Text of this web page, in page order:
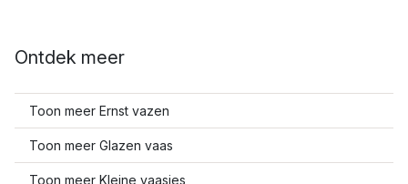
Ontdek meer
Toon meer Ernst vazen
Toon meer Glazen vaas
Toon meer Kleine vaasjes